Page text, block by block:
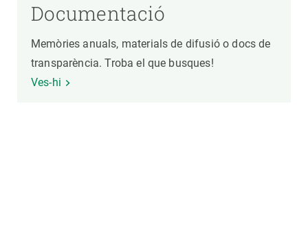
Documentació
Memòries anuals, materials de difusió o docs de
transparència. Troba el que busques!
Ves-hi